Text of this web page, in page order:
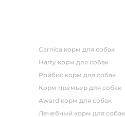
carnica корм для собак
harty корм для собак
ройбис корм для собак
корм премьер для собак
award корм для собак
лечебный корм для собак